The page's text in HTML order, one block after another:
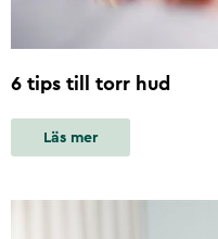
6 tips till torr hud
Läs mer